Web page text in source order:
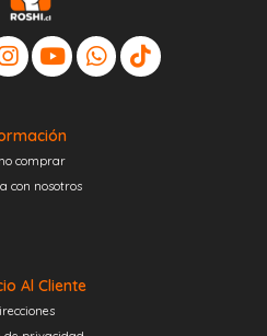
comprar
con nosotros
Al Cliente